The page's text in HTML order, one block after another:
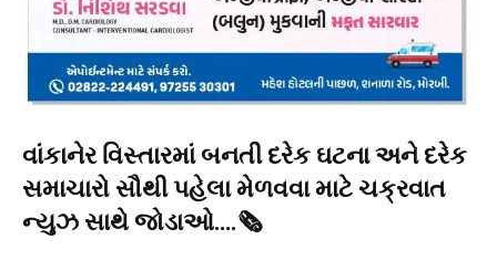
વાંકાનેર વિસ્તારમાં બનતી દરેક ઘટના અને દરેક
સમાચારો સૌથી પહેલા મેળવવા માટે ચક્રવાત
ન્યુઝ સાથે જોડાઓ….🗞️